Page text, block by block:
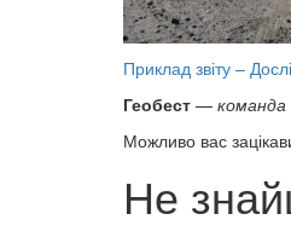
Приклад звіту –
Геобест — команда
Можливо вас
Не